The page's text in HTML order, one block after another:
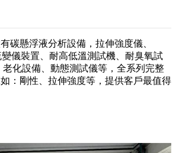
碳懸浮液分析設備，拉伸強度儀、
儀裝置、耐高低溫測試機、耐臭氧試
化設備、動態測試儀等，全系列完整
：剛性、拉伸強度等，提供客戶最值得